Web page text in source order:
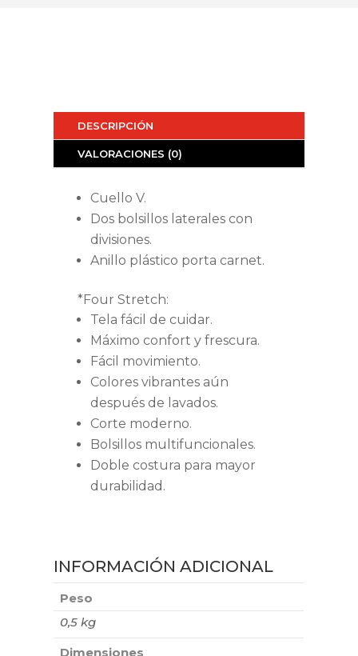
DESCRIPCIÓN
VALORACIONES (0)
Cuello V.
Dos bolsillos laterales con
divisiones.
Anillo plástico porta carnet.
*Four Stretch:
Tela fácil de cuidar.
Máximo confort y frescura.
Fácil movimiento.
Colores vibrantes aún
después de lavados.
Corte moderno.
Bolsillos multifuncionales.
Doble costura para mayor
durabilidad.
INFORMACIÓN ADICIONAL
Peso
0,5 kg
Dimensiones